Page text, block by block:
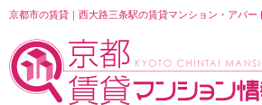
京都市の賃貸｜西大路三条駅の賃貸マンション・アパ